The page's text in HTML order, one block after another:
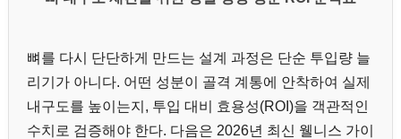
뼈를 다시 단단하게 만드는 설계 과정은 단순 투입량 늘
리기가 아니다. 어떤 성분이 골격 계통에 안착하여 실제
내구도를 높이는지, 투입 대비 효용성(ROI)을 객관적인
수치로 검증해야 한다. 다음은 2026년 최신 웰니스 가이